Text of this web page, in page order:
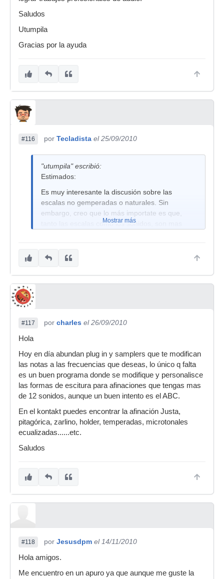
Saludos
Utumpila
Gracias por la ayuda
#116 por Tecladista el 25/09/2010
"utumpila" escribió:
Estimados:
Es muy interesante la discusión sobre las
escalas no gemperadas o naturales. Sin
embargo, creo que lo más importate es que,
tanto las escalas como los sonidos, son mas
conoce si existe en el mercado un medio
(ej. do-mi sol) pero que al final suene no
acordes, y que son fundamentales conocerlas
para lograr trabajos profesionales de audio.
Saludos
Utumpila
Hola, que yo sepa esto que tu dices lo hacen los
teclados profesionales, desde los roland JV, XP,
etc hasta los Kurzweil tienen la posibilidad de
de opciones, si mal no recuerdo en Kontakt.
Mostrar más
#117 por charles el 26/09/2010
Hola
Hoy en día abundan plug in y samplers que te modifican
las notas a las frecuencias que deseas, lo único q falta
es un buen programa donde se modifique y personalisce
las formas de escitura para afinaciones que tengas mas
de 12 sonidos, aunque un buen intento es el ABC.
En el kontakt puedes encontrar la afinación Justa,
pitagórica, zarlino, holder, temperadas, microtonales
ecualizadas......etc.
Saludos
#118 por Jesusdpm el 14/11/2010
Hola amigos.
Me encuentro en un apuro ya que aunque me guste la